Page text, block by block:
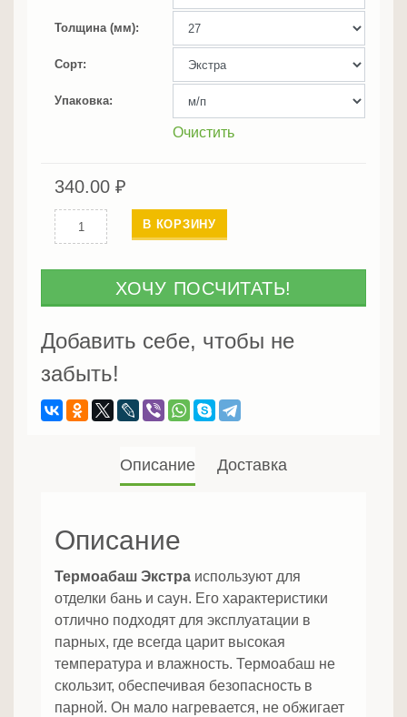
Толщина (мм)
Сорт
Упаковка
Очистить
340.00 ₽
Количество
Термоабаш
В КОРЗИНУ
ХОЧУ ПОСЧИТАТЬ!
Добавить себе, чтобы не
забыть!
Описание Доставка
Описание
Термоабаш Экстра используют для
отделки бань и саун. Его характеристики
отлично подходят для эксплуатации в
парных, где всегда царит высокая
температура и влажность. Термоабаш не
скользит, обеспечивая безопасность в
парной. Он мало нагревается, не обжигает